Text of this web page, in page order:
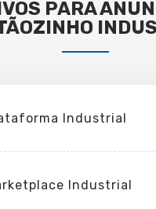
PARA
Industrial
Industrial